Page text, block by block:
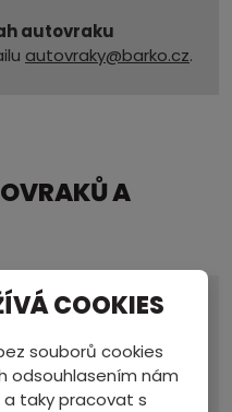
autovraku
autovraky@barko.cz.
A
COOKIES
souborů cookies
odsouhlasením nám
taky pracovat s